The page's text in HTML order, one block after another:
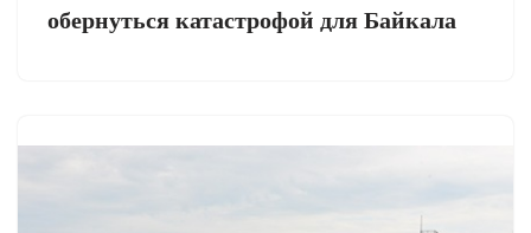
обернуться катастрофой для Байкала